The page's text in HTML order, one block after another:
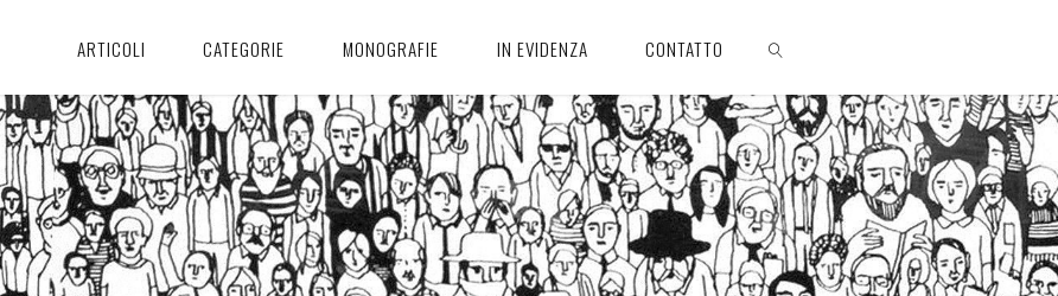
ARTICOLI CATEGORIE MONOGRAFIE IN EVIDENZA CONTATTO
CERCA